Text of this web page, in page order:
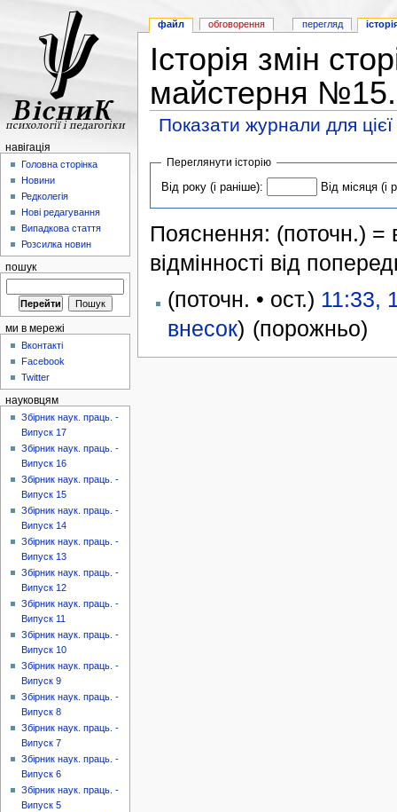
Історія змін
майстерня
Показати журнали для цієї
Переглянути історію
Від року (і раніше): Від місяця (і
Пояснення: (поточн.) =
відмінності від
(поточн. • ост.) 11:33,
внесок) (порожньо)
файл обговорення перегляд
навігація
Головна сторінка
Новини
Редколегія
Нові редагування
Випадкова стаття
Розсилка новин
пошук
ми в мережі
Вконтакті
Facebook
Twitter
науковцям
Збірник наук. праць. -
Випуск 17
Збірник наук. праць. -
Випуск 16
Збірник наук. праць. -
Випуск 15
Збірник наук. праць. -
Випуск 14
Збірник наук. праць. -
Випуск 13
Збірник наук. праць. -
Випуск 12
Збірник наук. праць. -
Випуск 11
Збірник наук. праць. -
Випуск 10
Збірник наук. праць. -
Випуск 9
Збірник наук. праць. -
Випуск 8
Збірник наук. праць. -
Випуск 7
Збірник наук. праць. -
Випуск 6
Збірник наук. праць. -
Випуск 5